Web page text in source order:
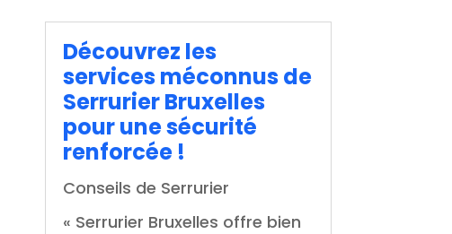
Découvrez les
services méconnus de
Serrurier Bruxelles
pour une sécurité
renforcée !
Conseils de Serrurier
« Serrurier Bruxelles offre bien